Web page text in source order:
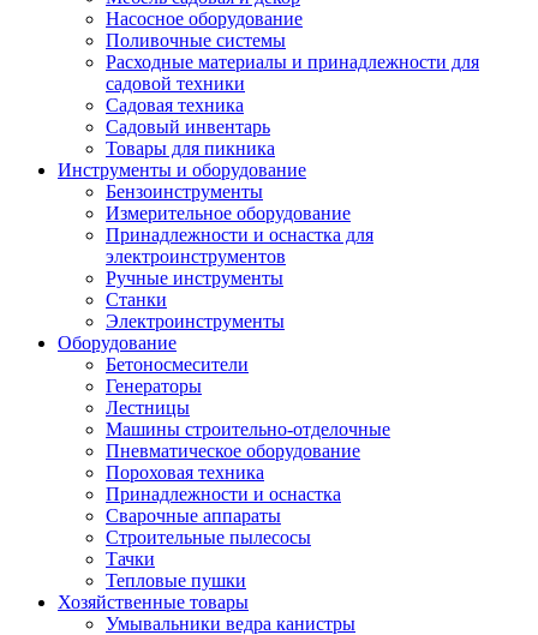
Насосное оборудование
Поливочные системы
Расходные материалы и принадлежности для
садовой техники
Садовая техника
Садовый инвентарь
Товары для пикника
Инструменты и оборудование
Бензоинструменты
Измерительное оборудование
Принадлежности и оснастка для
электроинструментов
Ручные инструменты
Станки
Электроинструменты
Оборудование
Бетоносмесители
Генераторы
Лестницы
Машины строительно-отделочные
Пневматическое оборудование
Пороховая техника
Принадлежности и оснастка
Сварочные аппараты
Строительные пылесосы
Тачки
Тепловые пушки
Хозяйственные товары
Умывальники ведра канистры